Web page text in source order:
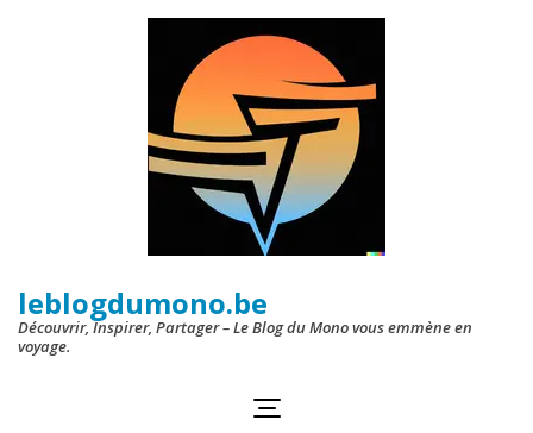
leblogdumono.be
Découvrir, Inspirer, Partager – Le Blog du Mono vous emmène en
voyage.